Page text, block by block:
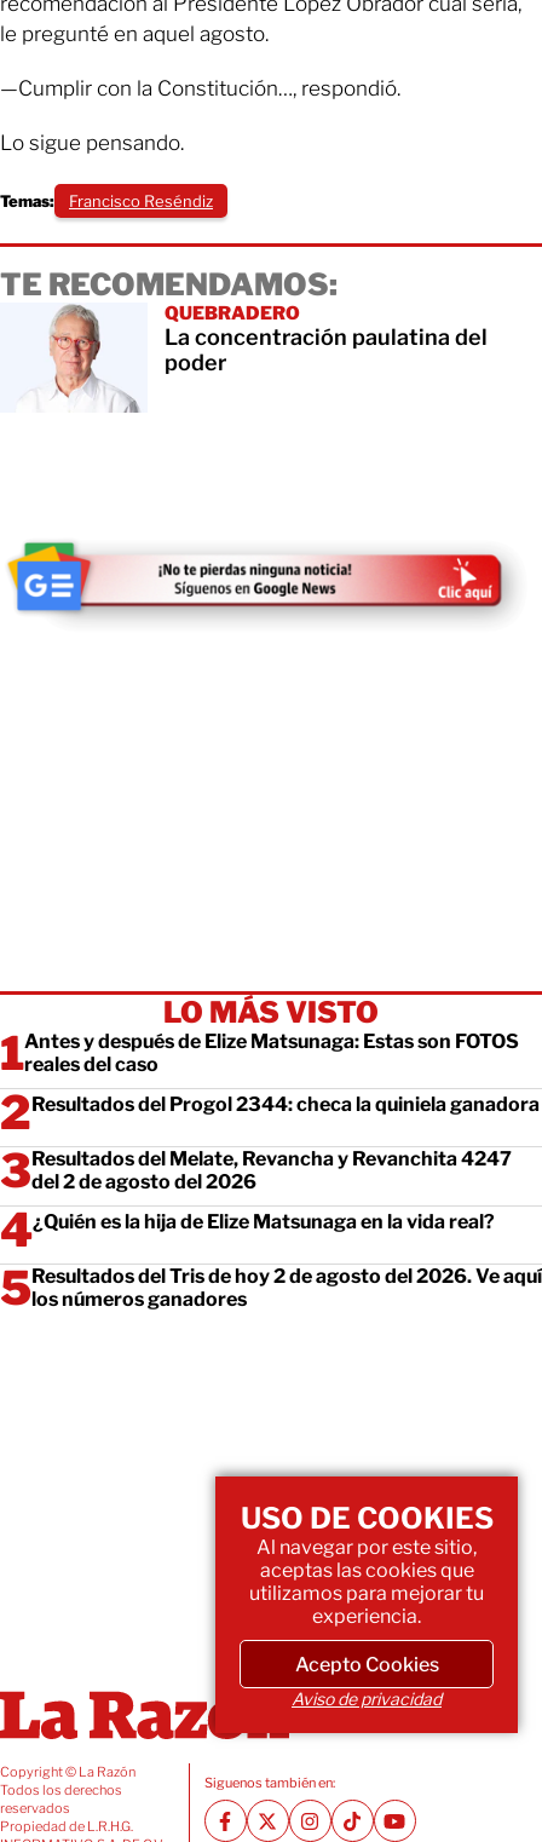
le pregunté en aquel agosto.
—Cumplir con la Constitución…, respondió.
Lo sigue pensando.
Temas: Francisco Reséndiz
TE RECOMENDAMOS:
QUEBRADERO
La concentración paulatina del
poder
LO MÁS VISTO
Antes y después de Elize Matsunaga: Estas son FOTOS
reales del caso
Resultados del Progol 2344: checa la quiniela ganadora
Resultados del Melate, Revancha y Revanchita 4247
del 2 de agosto del 2026
¿Quién es la hija de Elize Matsunaga en la vida real?
Resultados del Tris de hoy 2 de agosto del 2026. Ve aquí
los números ganadores
Copyright © La Razón
Todos los derechos
reservados
Propiedad de L.R.H.G.
Siguenos también en:
USO DE COOKIES
Al navegar por este sitio,
aceptas las cookies que
utilizamos para mejorar tu
experiencia.
Acepto Cookies
Aviso de privacidad